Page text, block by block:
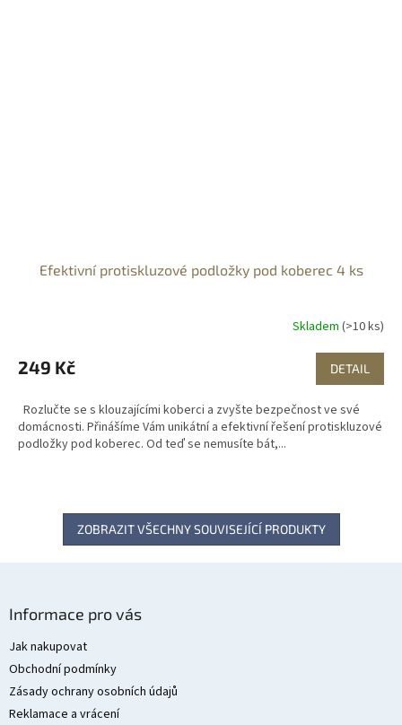
Efektivní protiskluzové podložky pod koberec 4 ks
Skladem (>10 ks)
249 Kč DETAIL
Rozlučte se s klouzajícími koberci a zvyšte bezpečnost ve své
domácnosti. Přinášíme Vám unikátní a efektivní řešení protiskluzové
podložky pod koberec. Od teď se nemusíte bát,...
ZOBRAZIT VŠECHNY SOUVISEJÍCÍ PRODUKTY
Informace pro vás
Jak nakupovat
Obchodní podmínky
Zásady ochrany osobních údajů
Reklamace a vrácení